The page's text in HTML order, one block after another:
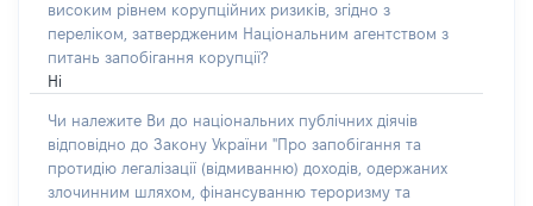
високим рівнем корупційних ризиків, згідно з
переліком, затвердженим Національним агентством з
питань запобігання корупції?
Ні
Чи належите Ви до національних публічних діячів
відповідно до Закону України "Про запобігання та
протидію легалізації (відмиванню) доходів, одержаних
злочинним шляхом, фінансуванню тероризму та